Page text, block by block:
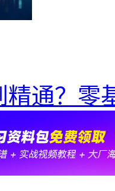
精通？零